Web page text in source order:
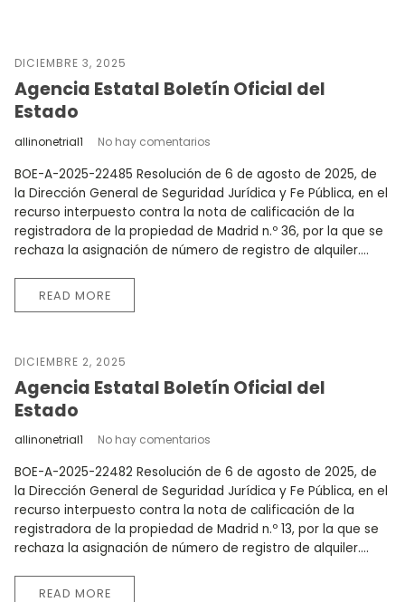
DICIEMBRE 3, 2025
Agencia Estatal Boletín Oficial del
Estado
allinonetrial1 No hay comentarios
BOE-A-2025-22485 Resolución de 6 de agosto de 2025, de
la Dirección General de Seguridad Jurídica y Fe Pública, en el
recurso interpuesto contra la nota de calificación de la
registradora de la propiedad de Madrid n.º 36, por la que se
rechaza la asignación de número de registro de alquiler....
READ MORE
DICIEMBRE 2, 2025
Agencia Estatal Boletín Oficial del
Estado
allinonetrial1 No hay comentarios
BOE-A-2025-22482 Resolución de 6 de agosto de 2025, de
la Dirección General de Seguridad Jurídica y Fe Pública, en el
recurso interpuesto contra la nota de calificación de la
registradora de la propiedad de Madrid n.º 13, por la que se
rechaza la asignación de número de registro de alquiler....
READ MORE